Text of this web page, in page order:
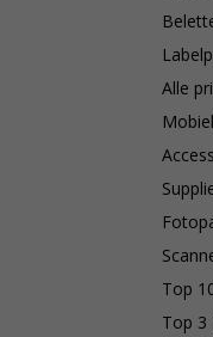
Alle
Top
Top 3